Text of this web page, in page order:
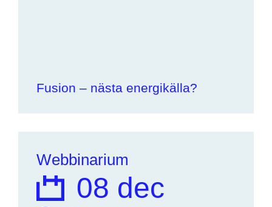
Fusion – nästa energikälla?
Webbinarium
08 dec